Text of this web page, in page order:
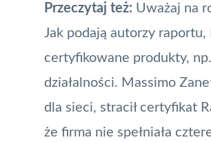
Przeczytaj też: Uważaj na
Jak podają autorzy
certyfikowane produkty,
działalności. Massimo
dla sieci, stracił certyfikat
że firma nie spełniała